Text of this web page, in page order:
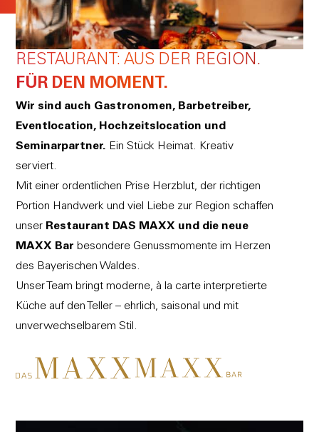
RESTAURANT: AUS DER REGION.
FÜR DEN MOMENT.
Wir sind auch Gastronomen, Barbetreiber,
Eventlocation, Hochzeitslocation und
Seminarpartner. Ein Stück Heimat. Kreativ
serviert.
Mit einer ordentlichen Prise Herzblut, der richtigen
Portion Handwerk und viel Liebe zur Region schaffen
unser Restaurant DAS MAXX und die neue
MAXX Bar besondere Genussmomente im Herzen
des Bayerischen Waldes.
Unser Team bringt moderne, à la carte interpretierte
Küche auf den Teller – ehrlich, saisonal und mit
unverwechselbarem Stil.